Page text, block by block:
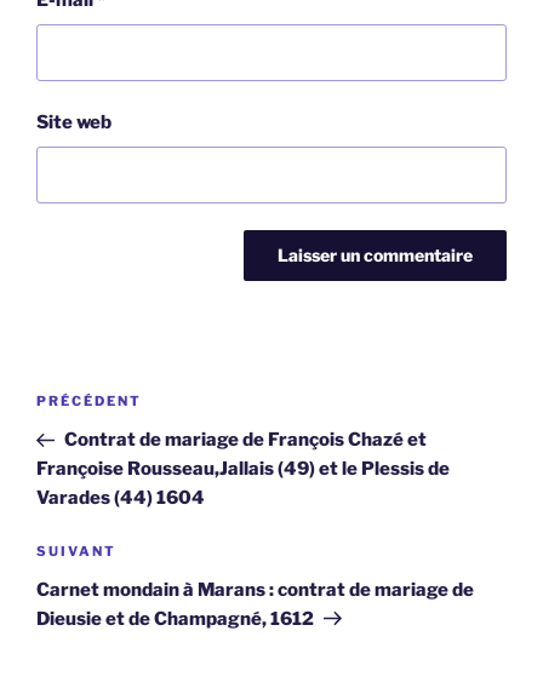
Site web
Navigation
l’article
Article
précédent
PRÉCÉDENT
Contrat de mariage de François Chazé et
Françoise Rousseau,Jallais (49) et le Plessis de
Varades (44) 1604
Article
suivant
SUIVANT
Carnet mondain à Marans : contrat de mariage de
Dieusie et de Champagné, 1612